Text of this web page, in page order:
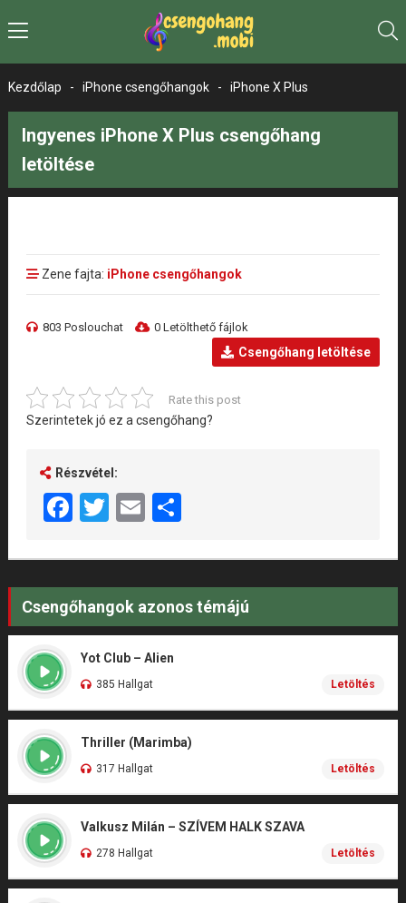
Kezdőlap - iPhone csengőhangok - iPhone X Plus
Ingyenes iPhone X Plus csengőhang
letöltése
Zene fajta: iPhone csengőhangok
803 Poslouchat 0 Letölthető fájlok
Csengőhang letöltése
Rate this post
Szerintetek jó ez a csengőhang?
Részvétel:
Facebook
Twitter
EmailShare
Csengőhangok azonos témájú
Yot Club – Alien
385 Hallgat Letöltés
Thriller (Marimba)
317 Hallgat Letöltés
Valkusz Milán – SZÍVEM HALK SZAVA
278 Hallgat Letöltés